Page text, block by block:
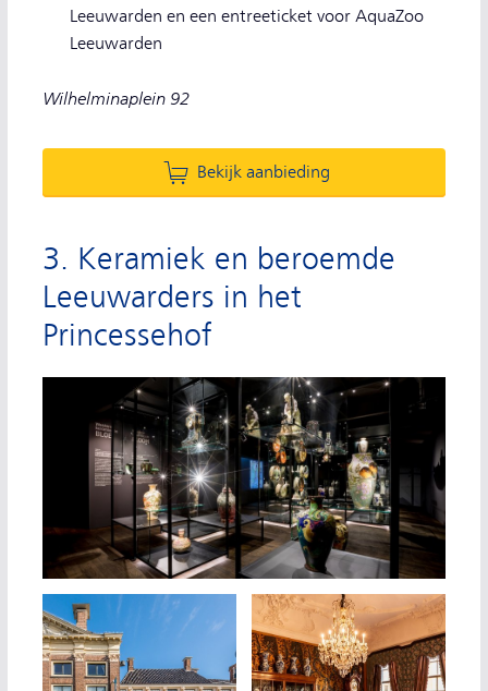
Leeuwarden en een entreeticket voor AquaZoo
Leeuwarden
Wilhelminaplein 92
Bekijk aanbieding
3. Keramiek en beroemde
Leeuwarders in het
Princessehof